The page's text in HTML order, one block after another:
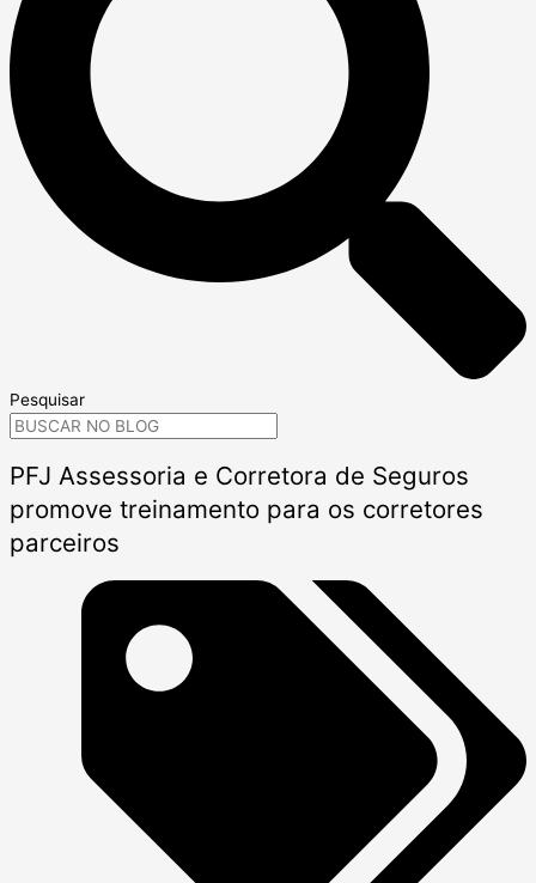
Pesquisar
PFJ Assessoria e Corretora de Seguros
promove treinamento para os corretores
parceiros